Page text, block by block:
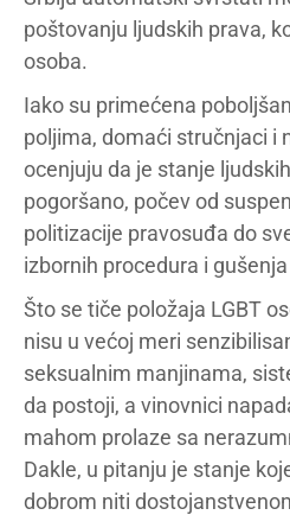
poštovanju ljudskih prava,
osoba.
Iako su primećena
poljima, domaći stručnjaci i
ocenjuju da je stanje
pogoršano, počev od
politizacije pravosuđa do
izbornih procedura i
Što se tiče položaja LGBT
nisu u većoj meri
seksualnim manjinama,
da postoji, a vinovnici
mahom prolaze sa
Dakle, u pitanju je stanje
dobrom niti